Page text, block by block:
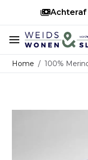
Ga naar de inhoud
Home / 100%